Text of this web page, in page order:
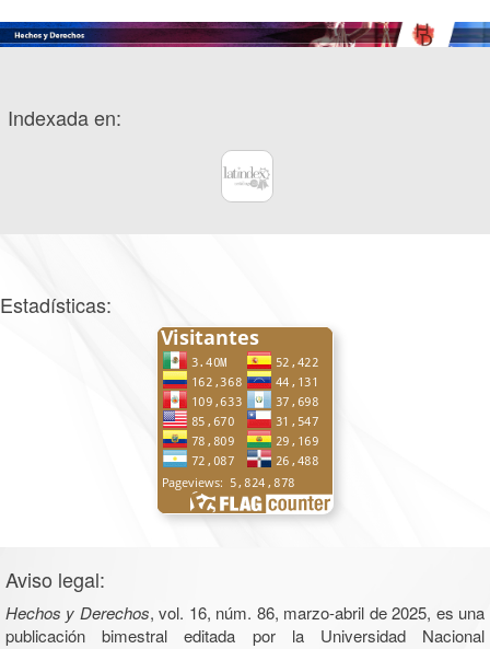
Indexada en:
Estadísticas:
Aviso legal:
Hechos y Derechos, vol. 16, núm. 86, marzo-abril de 2025, es una
publicación bimestral editada por la Universidad Nacional